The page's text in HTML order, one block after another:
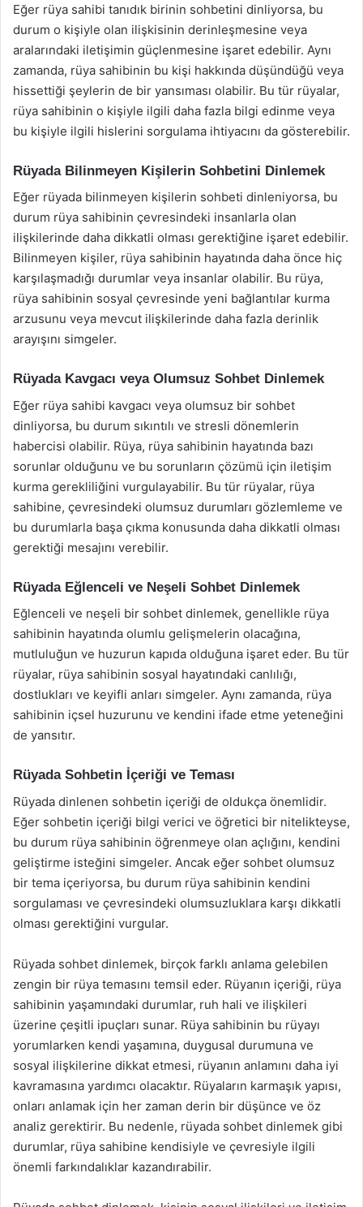
Eğer rüya sahibi tanıdık birinin sohbetini dinliyorsa, bu
durum o kişiyle olan ilişkisinin derinleşmesine veya
aralarındaki iletişimin güçlenmesine işaret edebilir. Aynı
zamanda, rüya sahibinin bu kişi hakkında düşündüğü veya
hissettiği şeylerin de bir yansıması olabilir. Bu tür rüyalar,
rüya sahibinin o kişiyle ilgili daha fazla bilgi edinme veya
bu kişiyle ilgili hislerini sorgulama ihtiyacını da gösterebilir.
Rüyada Bilinmeyen Kişilerin Sohbetini Dinlemek
Eğer rüyada bilinmeyen kişilerin sohbeti dinleniyorsa, bu
durum rüya sahibinin çevresindeki insanlarla olan
ilişkilerinde daha dikkatli olması gerektiğine işaret edebilir.
Bilinmeyen kişiler, rüya sahibinin hayatında daha önce hiç
karşılaşmadığı durumlar veya insanlar olabilir. Bu rüya,
rüya sahibinin sosyal çevresinde yeni bağlantılar kurma
arzusunu veya mevcut ilişkilerinde daha fazla derinlik
arayışını simgeler.
Rüyada Kavgacı veya Olumsuz Sohbet Dinlemek
Eğer rüya sahibi kavgacı veya olumsuz bir sohbet
dinliyorsa, bu durum sıkıntılı ve stresli dönemlerin
habercisi olabilir. Rüya, rüya sahibinin hayatında bazı
sorunlar olduğunu ve bu sorunların çözümü için iletişim
kurma gerekliliğini vurgulayabilir. Bu tür rüyalar, rüya
sahibine, çevresindeki olumsuz durumları gözlemleme ve
bu durumlarla başa çıkma konusunda daha dikkatli olması
gerektiği mesajını verebilir.
Rüyada Eğlenceli ve Neşeli Sohbet Dinlemek
Eğlenceli ve neşeli bir sohbet dinlemek, genellikle rüya
sahibinin hayatında olumlu gelişmelerin olacağına,
mutluluğun ve huzurun kapıda olduğuna işaret eder. Bu tür
rüyalar, rüya sahibinin sosyal hayatındaki canlılığı,
dostlukları ve keyifli anları simgeler. Aynı zamanda, rüya
sahibinin içsel huzurunu ve kendini ifade etme yeteneğini
de yansıtır.
Rüyada Sohbetin İçeriği ve Teması
Rüyada dinlenen sohbetin içeriği de oldukça önemlidir.
Eğer sohbetin içeriği bilgi verici ve öğretici bir nitelikteyse,
bu durum rüya sahibinin öğrenmeye olan açlığını, kendini
geliştirme isteğini simgeler. Ancak eğer sohbet olumsuz
bir tema içeriyorsa, bu durum rüya sahibinin kendini
sorgulaması ve çevresindeki olumsuzluklara karşı dikkatli
olması gerektiğini vurgular.
Rüyada sohbet dinlemek, birçok farklı anlama gelebilen
zengin bir rüya temasını temsil eder. Rüyanın içeriği, rüya
sahibinin yaşamındaki durumlar, ruh hali ve ilişkileri
üzerine çeşitli ipuçları sunar. Rüya sahibinin bu rüyayı
yorumlarken kendi yaşamına, duygusal durumuna ve
sosyal ilişkilerine dikkat etmesi, rüyanın anlamını daha iyi
kavramasına yardımcı olacaktır. Rüyaların karmaşık yapısı,
onları anlamak için her zaman derin bir düşünce ve öz
analiz gerektirir. Bu nedenle, rüyada sohbet dinlemek gibi
durumlar, rüya sahibine kendisiyle ve çevresiyle ilgili
önemli farkındalıklar kazandırabilir.